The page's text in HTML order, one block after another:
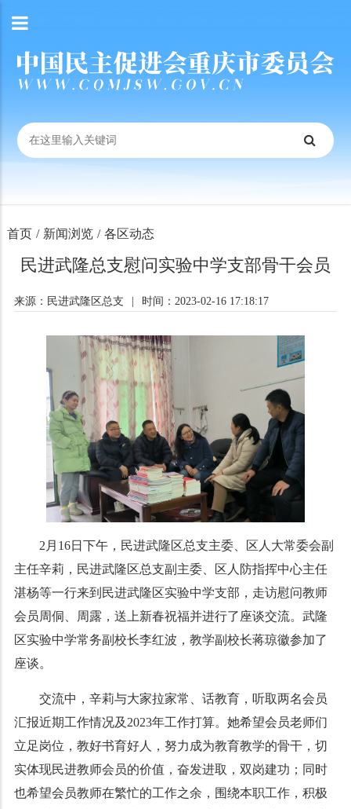
首页 / 新闻浏览 / 各区动态
民进武隆总支慰问实验中学支部骨干会员
来源：民进武隆区总支 时间：2023-02-16 17:18:17
2 月16日下午，民进武隆区总支主委、区人大常委会副
主任辛莉，民进武隆区总支副主委、区人防指挥中心主任
湛杨等一行来到民进武隆区实验中学支部，走访慰问教师
会员周侗、周露，送上新春祝福并进行了座谈交流。武隆
区实验中学常务副校长李红波，教学副校长蒋琼徽参加了
座谈。
交流中，辛莉与大家拉家常、话教育，听取两名会员
汇报近期工作情况及2023年工作打算。她希望会员老师们
立足岗位，教好书育好人，努力成为教育教学的骨干，切
实体现民进教师会员的价值，奋发进取，双岗建功；同时
也希望会员教师在繁忙的工作之余，围绕本职工作，积极